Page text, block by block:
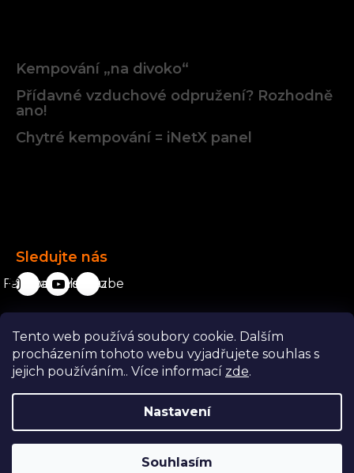
Tento web používá soubory cookie. Dalším
procházením tohoto webu vyjadřujete souhlas s
jejich používáním.. Více informací zde.
Nastavení
Souhlasím
Kempování „na divoko“
Přídavné vzduchové odpružení? Rozhodně
ano!
Chytré kempování = iNetX panel
Sledujte nás
Facebook
karavanista.cz
YouTube
Odstoupit od smlouvy
Karavanista.cz . Všechna práva vyhrazena.